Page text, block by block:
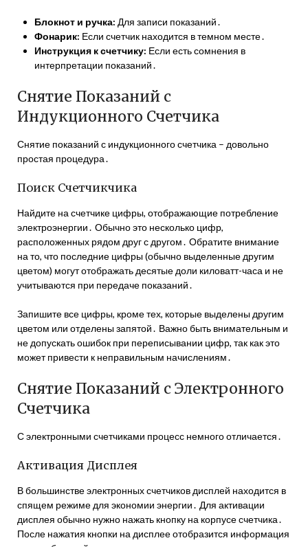
Блокнот и ручка: Для записи показаний․
Фонарик: Если счетчик находится в темном месте․
Инструкция к счетчику: Если есть сомнения в
интерпретации показаний․
Снятие Показаний с
Индукционного Счетчика
Снятие показаний с индукционного счетчика – довольно
простая процедура․
Поиск Счетчикчика
Найдите на счетчике цифры, отображающие потребление
электроэнергии․ Обычно это несколько цифр,
расположенных рядом друг с другом․ Обратите внимание
на то, что последние цифры (обычно выделенные другим
цветом) могут отображать десятые доли киловатт-часа и не
учитываются при передаче показаний․
Запишите все цифры, кроме тех, которые выделены другим
цветом или отделены запятой․ Важно быть внимательным и
не допускать ошибок при переписывании цифр, так как это
может привести к неправильным начислениям․
Снятие Показаний с Электронного
Счетчика
С электронными счетчиками процесс немного отличается․
Активация Дисплея
В большинстве электронных счетчиков дисплей находится в
спящем режиме для экономии энергии․ Для активации
дисплея обычно нужно нажать кнопку на корпусе счетчика․
После нажатия кнопки на дисплее отобразится информация